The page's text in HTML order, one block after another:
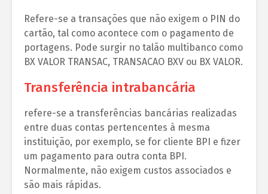
Refere-se a transações que não exigem o PIN do
cartão, tal como acontece com o pagamento de
portagens. Pode surgir no talão multibanco como
BX VALOR TRANSAC, TRANSACAO BXV ou BX VALOR.
Transferência intrabancária
refere-se a transferências bancárias realizadas
entre duas contas pertencentes à mesma
instituição, por exemplo, se for cliente BPI e fizer
um pagamento para outra conta BPI.
Normalmente, não exigem custos associados e
são mais rápidas.